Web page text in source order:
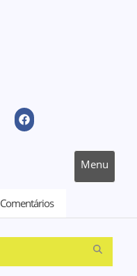
Menu
Comentários